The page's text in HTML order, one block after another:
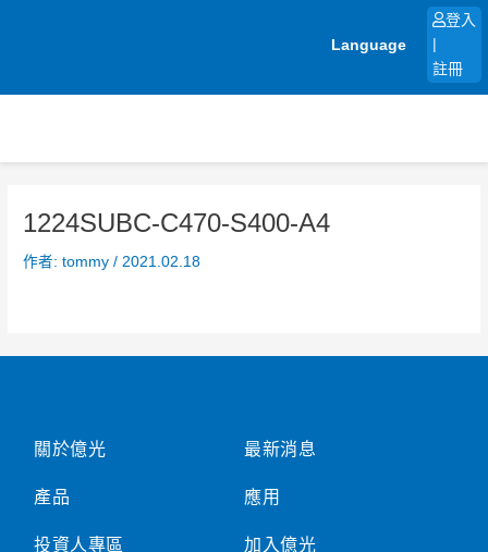
Language
登入
註冊
1224SUBC-C470-S400-A4
作者:tommy/ 2021.02.18
關於億光
產品
投資人專區
最新消息
應用
加入億光